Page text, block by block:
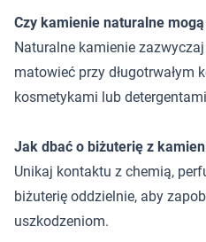
Czy kamienie naturalne
Naturalne kamienie
matowieć przy długotrwałym
kosmetykami lub
Jak dbać o biżuterię z
Unikaj kontaktu z chemią,
biżuterię oddzielnie, aby
uszkodzeniom.